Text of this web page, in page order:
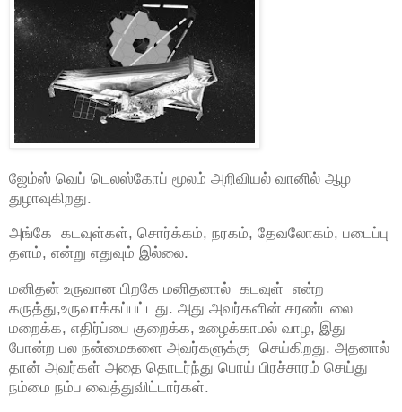
ஜேம்ஸ் வெப் டெலஸ்கோப் மூலம் அறிவியல் வானில் ஆழ
துழாவுகிறது.
அங்கே கடவுள்கள், சொர்க்கம், நரகம், தேவலோகம், படைப்பு
தளம், என்று எதுவும் இல்லை.
மனிதன் உருவான பிறகே மனிதனால் கடவுள் என்ற
கருத்து,உருவாக்கப்பட்டது. அது அவர்களின் சுரண்டலை
மறைக்க, எதிர்ப்பை குறைக்க, உழைக்காமல் வாழ, இது
போன்ற பல நன்மைகளை அவர்களுக்கு செய்கிறது. அதனால்
தான் அவர்கள் அதை தொடர்ந்து பொய் பிரச்சாரம் செய்து
நம்மை நம்ப வைத்துவிட்டார்கள்.